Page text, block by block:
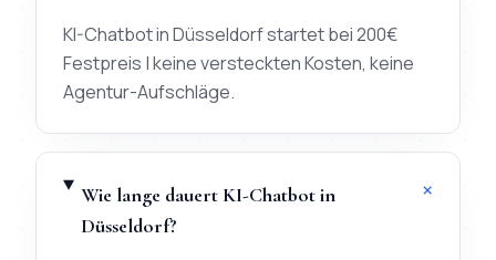
KI-Chatbot in Düsseldorf startet bei 200€
Festpreis | keine versteckten Kosten, keine
Agentur-Aufschläge.
Wie lange dauert KI-Chatbot in
Düsseldorf?
+